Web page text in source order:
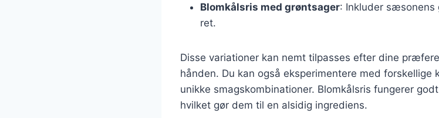
Blomkålsris med grøntsager: Inkluder sæsonens
ret.
Disse variationer kan nemt tilpasses efter dine
hånden. Du kan også eksperimentere med forskellige
unikke smagskombinationer. Blomkålsris fungerer
hvilket gør dem til en alsidig ingrediens.